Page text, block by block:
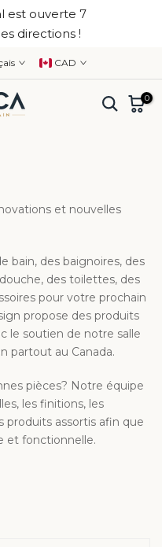
est ouverte 7
directions !
CAD
0
et nouvelles
bain, des baignoires, des
des toilettes, des
pour votre prochain
propose des produits
le soutien de notre salle
partout au Canada.
pièces? Notre équipe
les finitions, les
produits assortis afin que
et fonctionnelle.